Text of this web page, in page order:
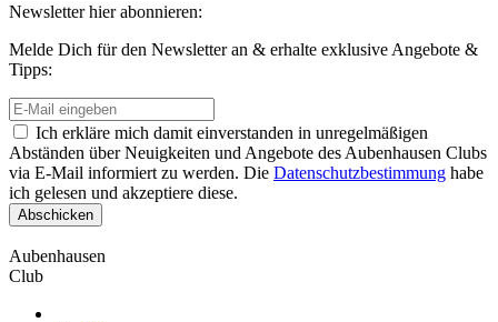
Newsletter hier abonnieren:
Melde Dich für den Newsletter an & erhalte exklusive Angebote &
Tipps:
Ich erkläre mich damit einverstanden in unregelmäßigen
Abständen über Neuigkeiten und Angebote des Aubenhausen Clubs
via E-Mail informiert zu werden. Die Datenschutzbestimmung habe
ich gelesen und akzeptiere diese.
Aubenhausen
Club